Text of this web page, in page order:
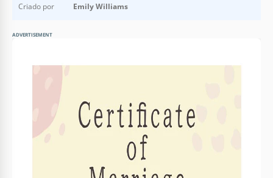
Criado por
Emily Williams
ADVERTISEMENT